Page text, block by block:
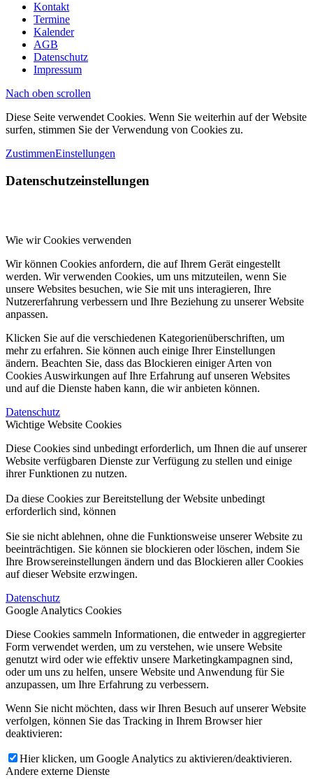
Kontakt
Termine
Kalender
AGB
Datenschutz
Impressum
Nach oben scrollen
Diese Seite verwendet Cookies. Wenn Sie weiterhin auf der Website
surfen, stimmen Sie der Verwendung von Cookies zu.
ZustimmenEinstellungen
Datenschutzeinstellungen
Wie wir Cookies verwenden
Wir können Cookies anfordern, die auf Ihrem Gerät eingestellt
werden. Wir verwenden Cookies, um uns mitzuteilen, wenn Sie
unsere Websites besuchen, wie Sie mit uns interagieren, Ihre
Nutzererfahrung verbessern und Ihre Beziehung zu unserer Website
anpassen.
Klicken Sie auf die verschiedenen Kategorienüberschriften, um
mehr zu erfahren. Sie können auch einige Ihrer Einstellungen
ändern. Beachten Sie, dass das Blockieren einiger Arten von
Cookies Auswirkungen auf Ihre Erfahrung auf unseren Websites
und auf die Dienste haben kann, die wir anbieten können.
Datenschutz
Wichtige Website Cookies
Diese Cookies sind unbedingt erforderlich, um Ihnen die auf unserer
Website verfügbaren Dienste zur Verfügung zu stellen und einige
ihrer Funktionen zu nutzen.
Da diese Cookies zur Bereitstellung der Website unbedingt
erforderlich sind, können
Sie sie nicht ablehnen, ohne die Funktionsweise unserer Website zu
beeinträchtigen. Sie können sie blockieren oder löschen, indem Sie
Ihre Browsereinstellungen ändern und das Blockieren aller Cookies
auf dieser Website erzwingen.
Datenschutz
Google Analytics Cookies
Diese Cookies sammeln Informationen, die entweder in aggregierter
Form verwendet werden, um zu verstehen, wie unsere Website
genutzt wird oder wie effektiv unsere Marketingkampagnen sind,
oder um uns zu helfen, unsere Website und Anwendung für Sie
anzupassen, um Ihre Erfahrung zu verbessern.
Wenn Sie nicht möchten, dass wir Ihren Besuch auf unserer Website
verfolgen, können Sie das Tracking in Ihrem Browser hier
deaktivieren:
Hier klicken, um Google Analytics zu aktivieren/deaktivieren.
Andere externe Dienste